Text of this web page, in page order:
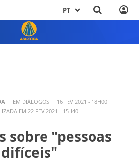
PT
EM DIÁLOGOS
16 FEV 2021 - 18H00
EM 22 FEV 2021 - 15H40
sobre "pessoas
difíceis"